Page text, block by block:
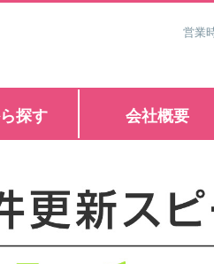
営業
探す 会社概要